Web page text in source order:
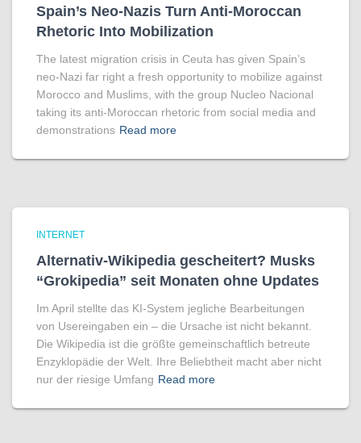
Spain’s Neo-Nazis Turn Anti-Moroccan
Rhetoric Into Mobilization
The latest migration crisis in Ceuta has given Spain’s
neo-Nazi far right a fresh opportunity to mobilize against
Morocco and Muslims, with the group Nucleo Nacional
taking its anti-Moroccan rhetoric from social media and
demonstrations Read more
INTERNET
Alternativ-Wikipedia gescheitert? Musks
“Grokipedia” seit Monaten ohne Updates
Im April stellte das KI-System jegliche Bearbeitungen
von Usereingaben ein – die Ursache ist nicht bekannt.
Die Wikipedia ist die größte gemeinschaftlich betreute
Enzyklopädie der Welt. Ihre Beliebtheit macht aber nicht
nur der riesige Umfang Read more